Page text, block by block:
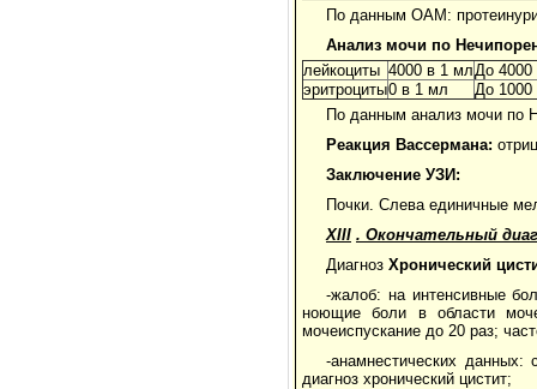
По данным ОАМ:
Анализ мочи по
лейкоциты 4000 в 1 мл До
эритроциты0 в 1 мл
До
По данным анализ мочи по
Реакция Вассермана:
Заключение УЗИ:
Почки. Слева единичные
XIII . Окончательный
Диагноз Хронический
-жалоб: на интенсивные
ноющие боли в области
мочеиспускание до 20 раз;
-анамнестических данных:
диагноз хронический цистит;